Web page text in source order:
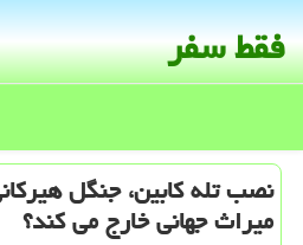
فقط سفر
نصب تله كابین، جنگل
میراث جهانی خارج می كند؟